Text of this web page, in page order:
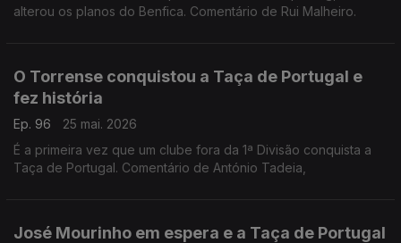
alterou os planos do Benfica. Comentário de Rui Malheiro.
O Torrense conquistou a Taça de Portugal e
fez história
Ep. 96
25 mai. 2026
É a primeira vez que um clube fora da 1ª Divisão conquista a
Taça de Portugal. Comentário de António Tadeia,
José Mourinho em espera e a Taça de Portugal